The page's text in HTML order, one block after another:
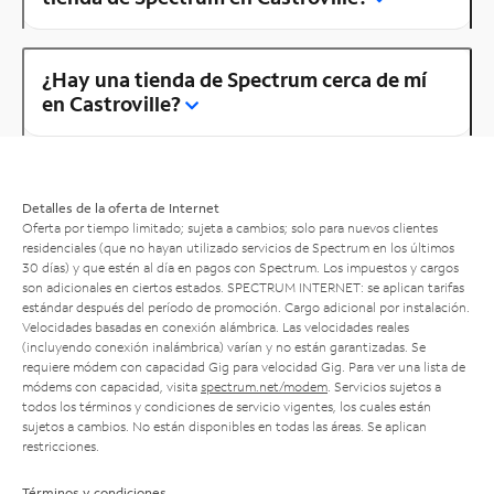
¿Hay una tienda de Spectrum cerca de mí
en Castroville?
Detalles de la oferta de Internet
Oferta por tiempo limitado; sujeta a cambios; solo para nuevos clientes
residenciales (que no hayan utilizado servicios de Spectrum en los últimos
30 días) y que estén al día en pagos con Spectrum. Los impuestos y cargos
son adicionales en ciertos estados. SPECTRUM INTERNET: se aplican tarifas
estándar después del período de promoción. Cargo adicional por instalación.
Velocidades basadas en conexión alámbrica. Las velocidades reales
(incluyendo conexión inalámbrica) varían y no están garantizadas. Se
requiere módem con capacidad Gig para velocidad Gig. Para ver una lista de
módems con capacidad, visita spectrum.net/modem . Servicios sujetos a
todos los términos y condiciones de servicio vigentes, los cuales están
sujetos a cambios. No están disponibles en todas las áreas. Se aplican
restricciones.